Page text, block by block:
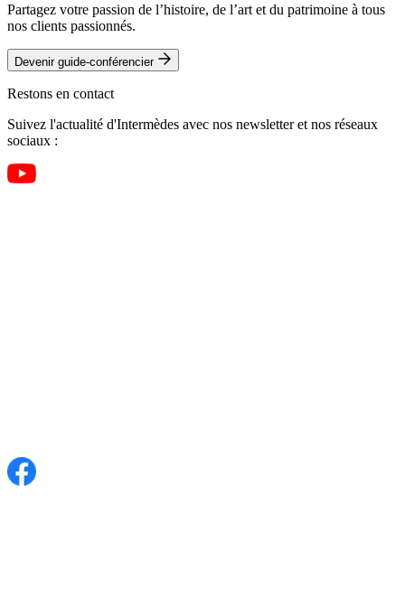
Partagez votre passion de l’histoire, de l’art et du patrimoine à tous
nos clients passionnés.
Devenir guide-conférencier
Restons en contact
Suivez l'actualité d'Intermèdes avec nos newsletter et nos réseaux
sociaux :